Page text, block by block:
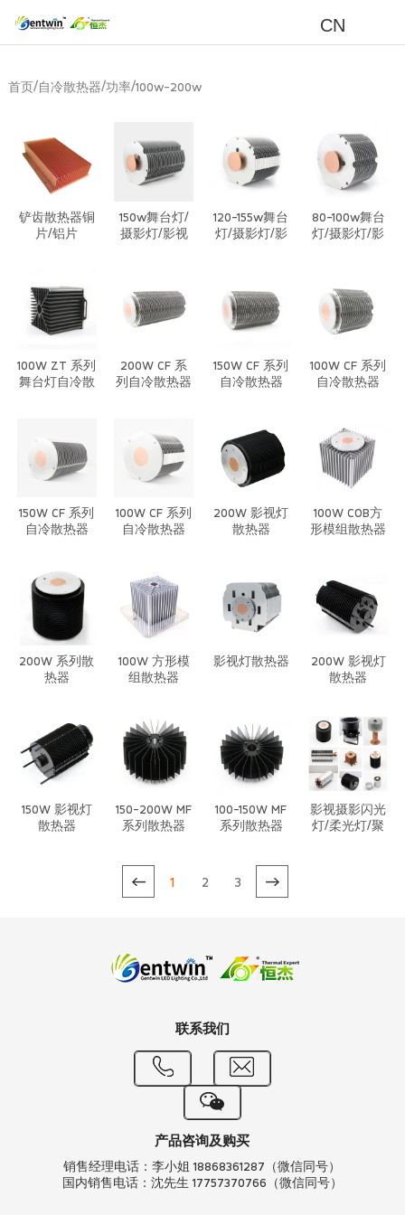
CN
首页/ 自冷散热器/功率/100w-200w
铲齿散热器铜
片/铝片
150w舞台灯/
摄影灯/影视
120-155w舞台
灯/摄影灯/影
80-100w舞台
灯/摄影灯/影
100W ZT 系列
舞台灯自冷散
200W CF 系
列自冷散热器
150W CF 系列
自冷散热器
100W CF 系列
自冷散热器
150W CF 系列
自冷散热器
100W CF 系列
自冷散热器
200W 影视灯
散热器
100W COB方
形模组散热器
200W 系列散
热器
100W 方形模
组散热器
影视灯散热器
200W 影视灯
散热器
150W 影视灯
散热器
150-200W MF
系列散热器
100-150W MF
系列散热器
影视摄影闪光
灯/柔光灯/聚
1 2 3
联系我们
产品咨询及购买
销售经理电话：李小姐 18868361287（微信同号）
国内销售电话：沈先生 17757370766（微信同号）